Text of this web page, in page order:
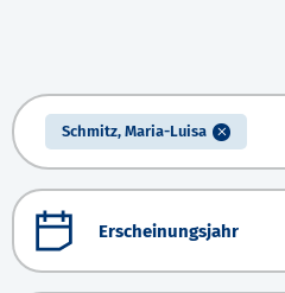
Schmitz, Maria-Luisa
Erscheinungsjahr